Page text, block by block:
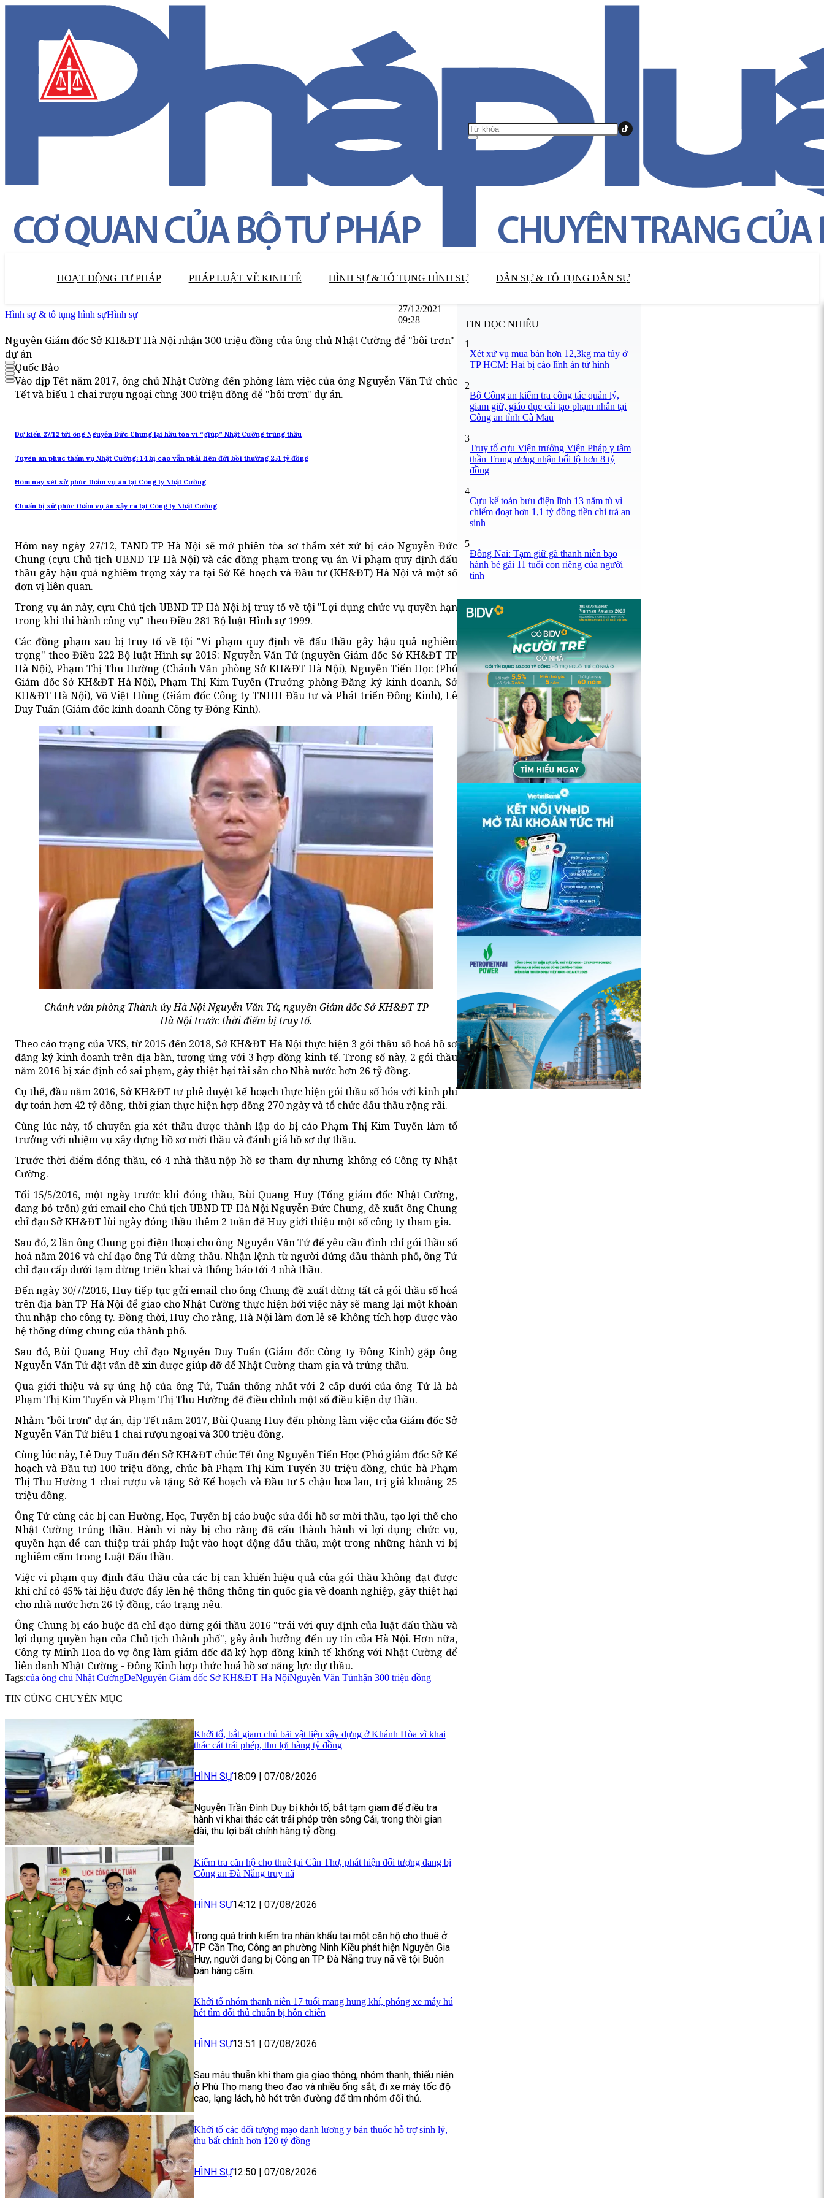
HOẠT ĐỘNG TƯ PHÁP PHÁP LUẬT VỀ KINH TẾ HÌNH SỰ & TỐ TỤNG HÌNH SỰ DÂN SỰ & TỐ TỤNG DÂN SỰ
Hình sự & tố tụng hình sựHình sự
27/12/2021
09:28
Nguyên Giám đốc Sở KH&ĐT Hà Nội nhận 300 triệu đồng của ông chủ Nhật Cường để "bôi trơn"
dự án
Quốc Bảo
Vào dịp Tết năm 2017, ông chủ Nhật Cường đến phòng làm việc của ông Nguyễn Văn Tứ chúc
Tết và biếu 1 chai rượu ngoại cùng 300 triệu đồng để "bôi trơn" dự án.
Dự kiến 27/12 tới ông Nguyễn Đức Chung lại hầu tòa vì “giúp” Nhật Cường trúng thầu
Tuyên án phúc thẩm vụ Nhật Cường: 14 bị cáo vẫn phải liên đới bồi thường 251 tỷ đồng
Hôm nay xét xử phúc thẩm vụ án tại Công ty Nhật Cường
Chuẩn bị xử phúc thẩm vụ án xảy ra tại Công ty Nhật Cường
Hôm nay ngày 27/12, TAND TP Hà Nội sẽ mở phiên tòa sơ thẩm xét xử bị cáo Nguyễn Đức
Chung (cựu Chủ tịch UBND TP Hà Nội) và các đồng phạm trong vụ án Vi phạm quy định đấu
thầu gây hậu quả nghiêm trọng xảy ra tại Sở Kế hoạch và Đầu tư (KH&ĐT) Hà Nội và một số
đơn vị liên quan.
Trong vụ án này, cựu Chủ tịch UBND TP Hà Nội bị truy tố về tội "Lợi dụng chức vụ quyền hạn
trong khi thi hành công vụ" theo Điều 281 Bộ luật Hình sự 1999.
Các đồng phạm sau bị truy tố về tội "Vi phạm quy định về đấu thầu gây hậu quả nghiêm
trọng" theo Điều 222 Bộ luật Hình sự 2015: Nguyễn Văn Tứ (nguyên Giám đốc Sở KH&ĐT TP
Hà Nội), Phạm Thị Thu Hường (Chánh Văn phòng Sở KH&ĐT Hà Nội), Nguyễn Tiến Học (Phó
Giám đốc Sở KH&ĐT Hà Nội), Phạm Thị Kim Tuyến (Trưởng phòng Đăng ký kinh doanh, Sở
KH&ĐT Hà Nội), Võ Việt Hùng (Giám đốc Công ty TNHH Đầu tư và Phát triển Đông Kinh), Lê
Duy Tuấn (Giám đốc kinh doanh Công ty Đông Kinh).
Chánh văn phòng Thành ủy Hà Nội Nguyễn Văn Tứ, nguyên Giám đốc Sở KH&ĐT TP
Hà Nội trước thời điểm bị truy tố.
Theo cáo trạng của VKS, từ 2015 đến 2018, Sở KH&ĐT Hà Nội thực hiện 3 gói thầu số hoá hồ sơ
đăng ký kinh doanh trên địa bàn, tương ứng với 3 hợp đồng kinh tế. Trong số này, 2 gói thầu
năm 2016 bị xác định có sai phạm, gây thiệt hại tài sản cho Nhà nước hơn 26 tỷ đồng.
Cụ thể, đầu năm 2016, Sở KH&ĐT tư phê duyệt kế hoạch thực hiện gói thầu số hóa với kinh phí
dự toán hơn 42 tỷ đồng, thời gian thực hiện hợp đồng 270 ngày và tổ chức đấu thầu rộng rãi.
Cùng lúc này, tổ chuyên gia xét thầu được thành lập do bị cáo Phạm Thị Kim Tuyến làm tổ
trưởng với nhiệm vụ xây dựng hồ sơ mời thầu và đánh giá hồ sơ dự thầu.
Trước thời điểm đóng thầu, có 4 nhà thầu nộp hồ sơ tham dự nhưng không có Công ty Nhật
Cường.
Tối 15/5/2016, một ngày trước khi đóng thầu, Bùi Quang Huy (Tổng giám đốc Nhật Cường,
đang bỏ trốn) gửi email cho Chủ tịch UBND TP Hà Nội Nguyễn Đức Chung, đề xuất ông Chung
chỉ đạo Sở KH&ĐT lùi ngày đóng thầu thêm 2 tuần để Huy giới thiệu một số công ty tham gia.
Sau đó, 2 lần ông Chung gọi điện thoại cho ông Nguyễn Văn Tứ để yêu cầu đình chỉ gói thầu số
hoá năm 2016 và chỉ đạo ông Tứ dừng thầu. Nhận lệnh từ người đứng đầu thành phố, ông Tứ
chỉ đạo cấp dưới tạm dừng triển khai và thông báo tới 4 nhà thầu.
Đến ngày 30/7/2016, Huy tiếp tục gửi email cho ông Chung đề xuất dừng tất cả gói thầu số hoá
trên địa bàn TP Hà Nội để giao cho Nhật Cường thực hiện bởi việc này sẽ mang lại một khoản
thu nhập cho công ty. Đồng thời, Huy cho rằng, Hà Nội làm đơn lẻ sẽ không tích hợp được vào
hệ thống dùng chung của thành phố.
Sau đó, Bùi Quang Huy chỉ đạo Nguyễn Duy Tuấn (Giám đốc Công ty Đông Kinh) gặp ông
Nguyễn Văn Tứ đặt vấn đề xin được giúp đỡ để Nhật Cường tham gia và trúng thầu.
Qua giới thiệu và sự ủng hộ của ông Tứ, Tuấn thống nhất với 2 cấp dưới của ông Tứ là bà
Phạm Thị Kim Tuyến và Phạm Thị Thu Hường để điều chỉnh một số điều kiện dự thầu.
Nhằm "bôi trơn" dự án, dịp Tết năm 2017, Bùi Quang Huy đến phòng làm việc của Giám đốc Sở
Nguyễn Văn Tứ biếu 1 chai rượu ngoại và 300 triệu đồng.
Cùng lúc này, Lê Duy Tuấn đến Sở KH&ĐT chúc Tết ông Nguyễn Tiến Học (Phó giám đốc Sở Kế
hoạch và Đầu tư) 100 triệu đồng, chúc bà Phạm Thị Kim Tuyến 30 triệu đồng, chúc bà Phạm
Thị Thu Hường 1 chai rượu và tặng Sở Kế hoạch và Đầu tư 5 chậu hoa lan, trị giá khoảng 25
triệu đồng.
Ông Tứ cùng các bị can Hường, Học, Tuyến bị cáo buộc sửa đổi hồ sơ mời thầu, tạo lợi thế cho
Nhật Cường trúng thầu. Hành vi này bị cho rằng đã cấu thành hành vi lợi dụng chức vụ,
quyền hạn để can thiệp trái pháp luật vào hoạt động đấu thầu, một trong những hành vi bị
nghiêm cấm trong Luật Đấu thầu.
Việc vi phạm quy định đấu thầu của các bị can khiến hiệu quả của gói thầu không đạt được
khi chỉ có 45% tài liệu được đẩy lên hệ thống thông tin quốc gia về doanh nghiệp, gây thiệt hại
cho nhà nước hơn 26 tỷ đồng, cáo trạng nêu.
Ông Chung bị cáo buộc đã chỉ đạo dừng gói thầu 2016 "trái với quy định của luật đấu thầu và
lợi dụng quyền hạn của Chủ tịch thành phố", gây ảnh hưởng đến uy tín của Hà Nội. Hơn nữa,
Công ty Minh Hoa do vợ ông làm giám đốc đã ký hợp đồng kinh tế khống với Nhật Cường để
liên danh Nhật Cường - Đông Kinh hợp thức hoá hồ sơ năng lực dự thầu.
Tags:của ông chủ Nhật CườngDeNguyên Giám đốc Sở KH&ĐT Hà NộiNguyễn Văn Túnhận 300 triệu đồng
TIN CÙNG CHUYÊN MỤC
Khởi tố, bắt giam chủ bãi vật liệu xây dựng ở Khánh Hòa vì khai
thác cát trái phép, thu lợi hàng tỷ đồng
HÌNH SỰ18:09 07/08/2026
Nguyễn Trần Đình Duy bị khởi tố, bắt tạm giam để điều tra
hành vi khai thác cát trái phép trên sông Cái, trong thời gian
dài, thu lợi bất chính hàng tỷ đồng.
Kiểm tra căn hộ cho thuê tại Cần Thơ, phát hiện đối tượng đang bị
Công an Đà Nẵng truy nã
HÌNH SỰ14:12 07/08/2026
Trong quá trình kiểm tra nhân khẩu tại một căn hộ cho thuê ở
TP Cần Thơ, Công an phường Ninh Kiều phát hiện Nguyễn Gia
Huy, người đang bị Công an TP Đà Nẵng truy nã về tội Buôn
bán hàng cấm.
Khởi tố nhóm thanh niên 17 tuổi mang hung khí, phóng xe máy hú
hét tìm đối thủ chuẩn bị hỗn chiến
HÌNH SỰ13:51 07/08/2026
Sau mâu thuẫn khi tham gia giao thông, nhóm thanh, thiếu niên
ở Phú Thọ mang theo đao và nhiều ống sắt, đi xe máy tốc độ
cao, lạng lách, hò hét trên đường để tìm nhóm đối thủ.
Khởi tố các đối tượng mạo danh lương y bán thuốc hỗ trợ sinh lý,
thu bất chính hơn 120 tỷ đồng
HÌNH SỰ12:50 07/08/2026
TIN ĐỌC NHIỀU
1
Xét xử vụ mua bán hơn 12,3kg ma túy ở
TP HCM: Hai bị cáo lĩnh án tử hình
2
Bộ Công an kiểm tra công tác quản lý,
giam giữ, giáo dục cải tạo phạm nhân tại
Công an tỉnh Cà Mau
3
Truy tố cựu Viện trưởng Viện Pháp y tâm
thần Trung ương nhận hối lộ hơn 8 tỷ
đồng
4
Cựu kế toán bưu điện lĩnh 13 năm tù vì
chiếm đoạt hơn 1,1 tỷ đồng tiền chi trả an
sinh
5
Đồng Nai: Tạm giữ gã thanh niên bạo
hành bé gái 11 tuổi con riêng của người
tình